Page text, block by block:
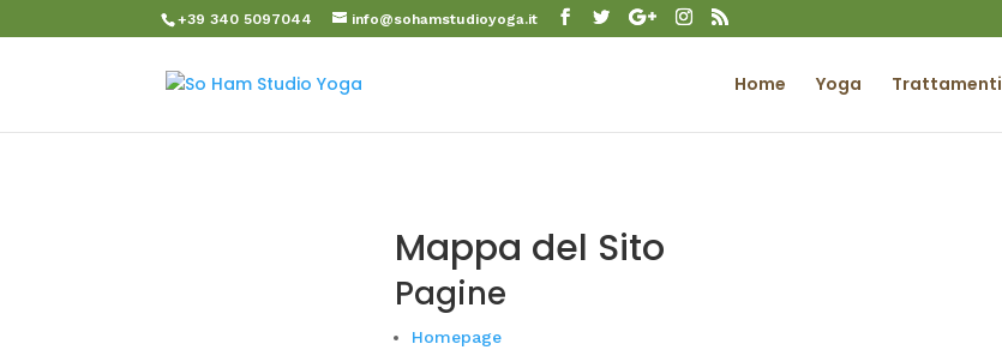
+39 340 5097044 info@sohamstudioyoga.it
Home Yoga Trattamenti
Mappa del Sito
Pagine
Homepage